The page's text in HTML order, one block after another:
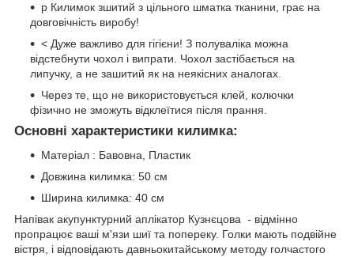
p Килимок зшитий з цільного шматка тканини, грає на
довговічність виробу!
< Дуже важливо для гігієни! З полуваліка можна
відстебнути чохол і випрати. Чохол застібається на
липучку, а не зашитий як на неякісних аналогах.
Через те, що не використовується клей, колючки
фізично не зможуть відклеїтися після прання.
Основні характеристики килимка:
Матеріал : Бавовна, Пластик
Довжина килимка: 50 см
Ширина килимка: 40 см
Напівак акупунктурний аплікатор Кузнєцова - відмінно
пропрацює ваші м'язи шиї та попереку. Голки мають подвійне
вістря, і відповідають давньокитайському методу голчастого